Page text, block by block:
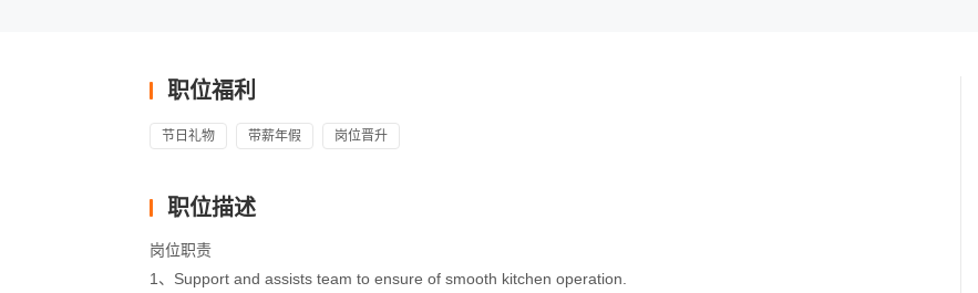
职位福利
节日礼物 带薪年假 岗位晋升
职位描述
岗位职责
1、Support and assists team to ensure of smooth kitchen operation.